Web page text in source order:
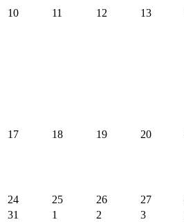
10 11 12 13
17 18 19 20
24 25 26 27
31
1 2 3